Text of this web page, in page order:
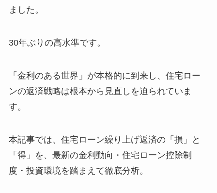
ました。
30年ぶりの高水準です。
「金利のある世界」が本格的に到来し、住宅ロー
ンの返済戦略は根本から見直しを迫られていま
す。
本記事では、住宅ローン繰り上げ返済の「損」と
「得」を、最新の金利動向・住宅ローン控除制
度・投資環境を踏まえて徹底分析。